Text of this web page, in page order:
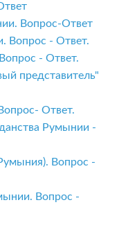
Вопрос-Ответ
- Ответ.
- Ответ.
представитель"
Ответ.
Румынии -
Вопрос -
Вопрос -